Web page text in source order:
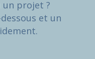
un projet ?
et un